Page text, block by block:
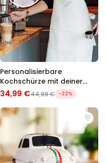
Personalisierbare
Kochschürze mit deiner
Zeichnung
34,99 €44,99 € -22%